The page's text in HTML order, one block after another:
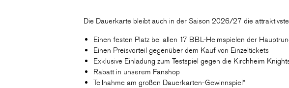
Die Dauerkarte bleibt auch in der Saison 2026/27 die
Einen festen Platz bei allen 17 BBL-Heimspielen der
Einen Preisvorteil gegenüber dem Kauf von Einzeltickets
Exklusive Einladung zum Testspiel gegen die Kirchheim
Rabatt in unserem Fanshop
Teilnahme am großen Dauerkarten-Gewinnspiel*